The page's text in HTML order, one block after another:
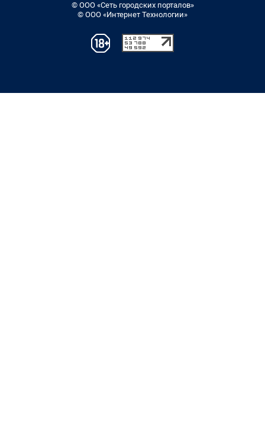
© ООО «Сеть городских порталов»
© ООО «Интернет Технологии»